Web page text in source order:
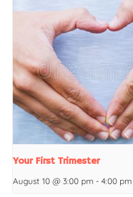
Your First Trimester
August 10 @ 3:00 pm - 4:00 pm